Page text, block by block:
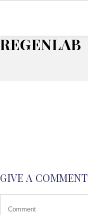
REGENLAB
GIVE A COMMENT